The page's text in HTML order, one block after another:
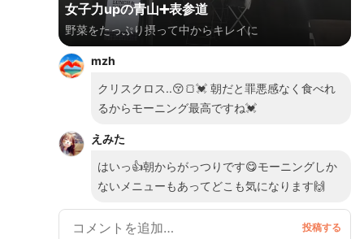
女子力upの青山➕表参道
野菜をたっぷり摂って中からキレイに
mzh
クリスクロス..😚🍞💓 朝だと罪悪感なく食べれ
るからモーニング最高ですね💓
えみた
はいっ👍朝からがっつりです😋モーニングしか
ないメニューもあってどこも気になります🙌